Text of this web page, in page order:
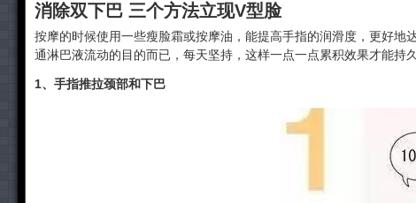
消除双下巴 三个方法立现V型脸
按摩的时候使用一些瘦脸霜或按摩油，能提高手指的润滑度，更好
通淋巴液流动的目的而已，每天坚持，这样一点一点累积效果才能持久
1、手指推拉颈部和下巴